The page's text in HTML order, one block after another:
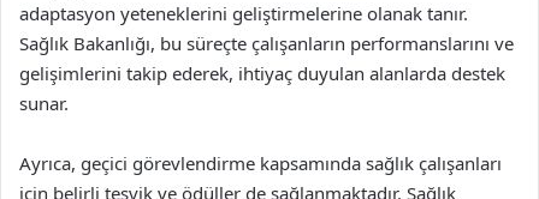
adaptasyon yeteneklerini geliştirmelerine olanak tanır.
Sağlık Bakanlığı, bu süreçte çalışanların performanslarını ve
gelişimlerini takip ederek, ihtiyaç duyulan alanlarda destek
sunar.
Ayrıca, geçici görevlendirme kapsamında sağlık çalışanları
için belirli teşvik ve ödüller de sağlanmaktadır. Sağlık